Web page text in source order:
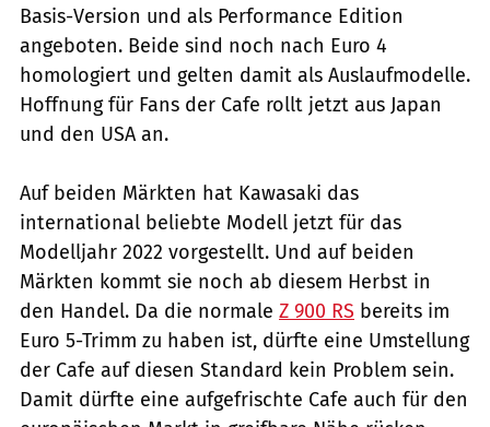
Basis-Version und als Performance Edition
angeboten. Beide sind noch nach Euro 4
homologiert und gelten damit als Auslaufmodelle.
Hoffnung für Fans der Cafe rollt jetzt aus Japan
und den USA an.
Auf beiden Märkten hat Kawasaki das
international beliebte Modell jetzt für das
Modelljahr 2022 vorgestellt. Und auf beiden
Märkten kommt sie noch ab diesem Herbst in
den Handel. Da die normale Z 900 RS bereits im
Euro 5-Trimm zu haben ist, dürfte eine Umstellung
der Cafe auf diesen Standard kein Problem sein.
Damit dürfte eine aufgefrischte Cafe auch für den